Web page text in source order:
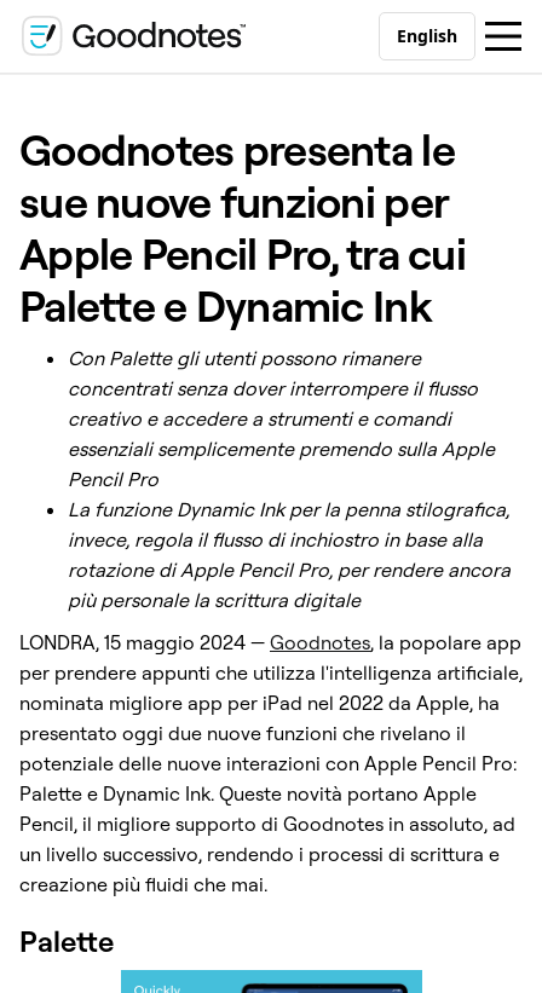
English
Goodnotes presenta le
sue nuove funzioni per
Apple Pencil Pro, tra cui
Palette e Dynamic Ink
Con Palette gli utenti possono rimanere
concentrati senza dover interrompere il flusso
creativo e accedere a strumenti e comandi
essenziali semplicemente premendo sulla Apple
Pencil Pro
La funzione Dynamic Ink per la penna stilografica,
invece, regola il flusso di inchiostro in base alla
rotazione di Apple Pencil Pro, per rendere ancora
più personale la scrittura digitale
LONDRA, 15 maggio 2024 — Goodnotes, la popolare app
per prendere appunti che utilizza l'intelligenza artificiale,
nominata migliore app per iPad nel 2022 da Apple, ha
presentato oggi due nuove funzioni che rivelano il
potenziale delle nuove interazioni con Apple Pencil Pro:
Palette e Dynamic Ink. Queste novità portano Apple
Pencil, il migliore supporto di Goodnotes in assoluto, ad
un livello successivo, rendendo i processi di scrittura e
creazione più fluidi che mai.
Palette